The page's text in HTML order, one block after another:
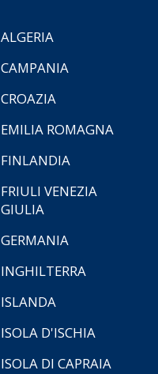
ALGERIA
CAMPANIA
CROAZIA
EMILIA ROMAGNA
FINLANDIA
FRIULI VENEZIA
GIULIA
GERMANIA
INGHILTERRA
ISLANDA
ISOLA D'ISCHIA
ISOLA DI CAPRAIA